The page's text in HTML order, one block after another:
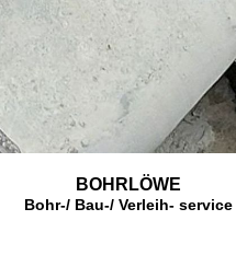
BOHRLÖWE
Bohr-/ Bau-/ Verleih- service